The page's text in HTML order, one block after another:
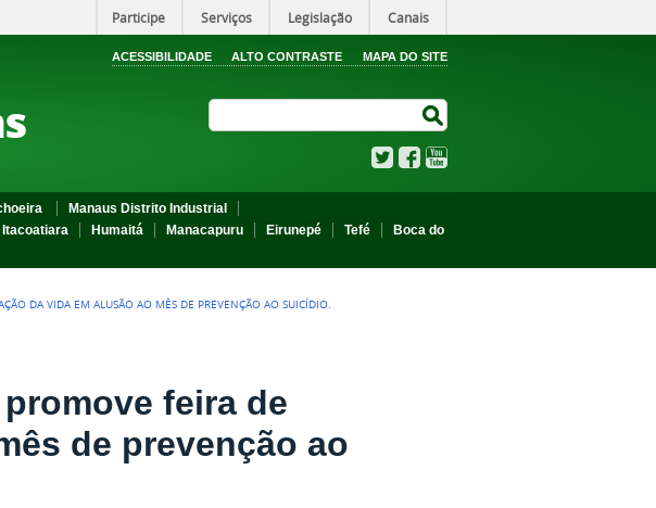
Participe Serviços Legislação Canais
ACESSIBILIDADE ALTO CONTRASTE MAPA DO SITE
TwitterFacebook
Manaus Distrito Industrial
Itacoatiara Humaitá Manacapuru Eirunepé Tefé
Boca do
DA VIDA EM ALUSÃO AO MÊS DE PREVENÇÃO AO SUICÍDIO.
feira de
de prevenção ao